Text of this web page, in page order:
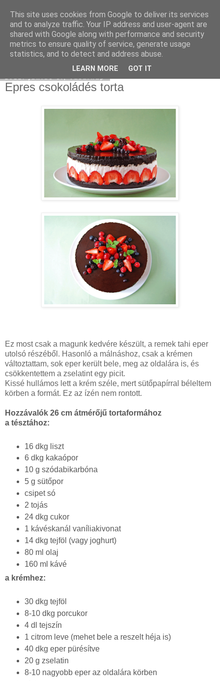
Moha Konyha
Epres csokoládés torta
Ez most csak a magunk kedvére készült, a remek tahi eper
utolsó részéből. Hasonló a málnáshoz, csak a krémen
változtattam, sok eper került bele, meg az oldalára is, és
csökkentettem a zselatint egy picit.
Kissé hullámos lett a krém széle, mert sütőpapírral béleltem
körben a formát. Ez az ízén nem rontott.
Hozzávalók 26 cm átmérőjű tortaformához
a tésztához:
16 dkg liszt
6 dkg kakaópor
10 g szódabikarbóna
5 g sütőpor
csipet só
2 tojás
24 dkg cukor
1 kávéskanál vaníliakivonat
14 dkg tejföl (vagy joghurt)
80 ml olaj
160 ml kávé
a krémhez:
30 dkg tejföl
8-10 dkg porcukor
4 dl tejszín
1 citrom leve (mehet bele a reszelt héja is)
40 dkg eper pürésítve
20 g zselatin
8-10 nagyobb eper az oldalára körben
This site uses cookies from Google to deliver its services
and to analyze traffic. Your IP address and user-agent are
shared with Google along with performance and security
metrics to ensure quality of service, generate usage
statistics, and to detect and address abuse.
LEARN MORE GOT IT